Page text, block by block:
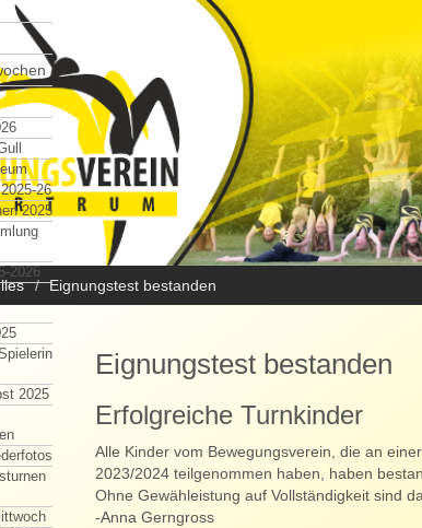
Eignungstest bestanden
26
2025
2026
2025
Eignungstest bestanden
Erfolgreiche Turnkinder
Alle Kinder vom Bewegungsverein, die an
2023/2024 teilgenommen haben, haben
Ohne Gewähleistung auf Vollständigkeit sind
-Anna Gerngross